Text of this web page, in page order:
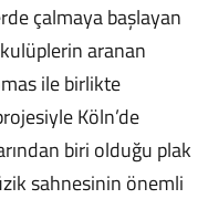
çalmaya başlayan
aranan
ile birlikte
Köln’de
biri olduğu plak
sahnesinin önemli